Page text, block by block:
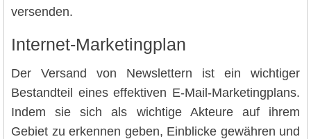
versenden.
Internet-Marketingplan
Der Versand von Newslettern ist ein wichtiger
Bestandteil eines effektiven E-Mail-Marketingplans.
Indem sie sich als wichtige Akteure auf ihrem
Gebiet zu erkennen geben, Einblicke gewähren und